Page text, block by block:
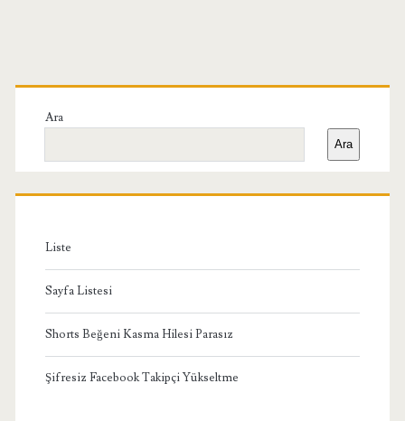
Birincil
Yan
Menü
Ara
Ara
Liste
Sayfa Listesi
Shorts Beğeni Kasma Hilesi Parasız
Şifresiz Facebook Takipçi Yükseltme